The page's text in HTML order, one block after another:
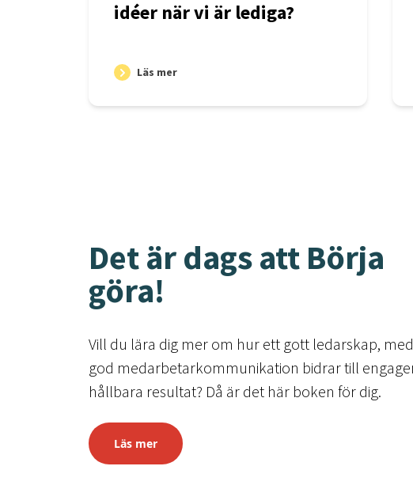
idéer när vi är lediga?
Läs mer
Det är dags att Börja
göra!
Vill du lära dig mer om hur ett gott ledarskap,
god medarbetarkommunikation bidrar till
hållbara resultat? Då är det här boken för dig.
Läs mer